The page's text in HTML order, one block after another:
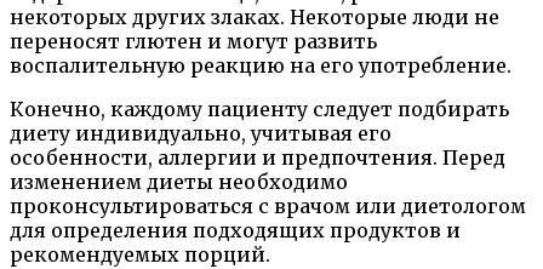
некоторых других злаках. Некоторые люди не
переносят глютен и могут развить
воспалительную реакцию на его употребление.
Конечно, каждому пациенту следует подбирать
диету индивидуально, учитывая его
особенности, аллергии и предпочтения. Перед
изменением диеты необходимо
проконсультироваться с врачом или диетологом
для определения подходящих продуктов и
рекомендуемых порций.